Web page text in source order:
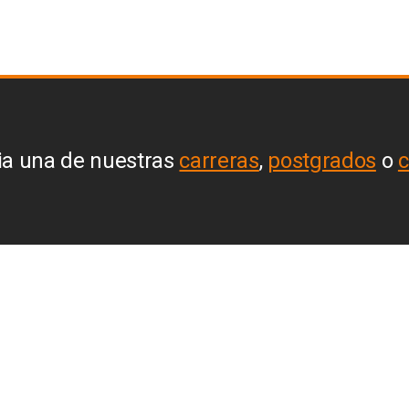
una de nuestras carreras, postgrados o